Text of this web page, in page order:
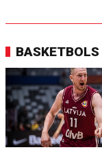
BASKETBOLS